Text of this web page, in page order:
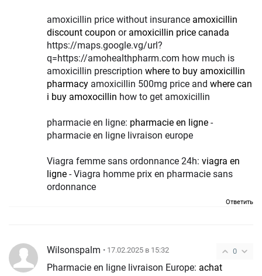
amoxicillin price without insurance amoxicillin
discount coupon or amoxicillin price canada
https://maps.google.vg/url?
q=https://amohealthpharm.com how much is
amoxicillin prescription where to buy amoxicillin
pharmacy amoxicillin 500mg price and where can
i buy amoxocillin how to get amoxicillin
pharmacie en ligne: pharmacie en ligne -
pharmacie en ligne livraison europe
Viagra femme sans ordonnance 24h: viagra en
ligne - Viagra homme prix en pharmacie sans
ordonnance
Ответить
0
Wilsonspalm • 17.02.2025 в 15:32
Pharmacie en ligne livraison Europe: achat